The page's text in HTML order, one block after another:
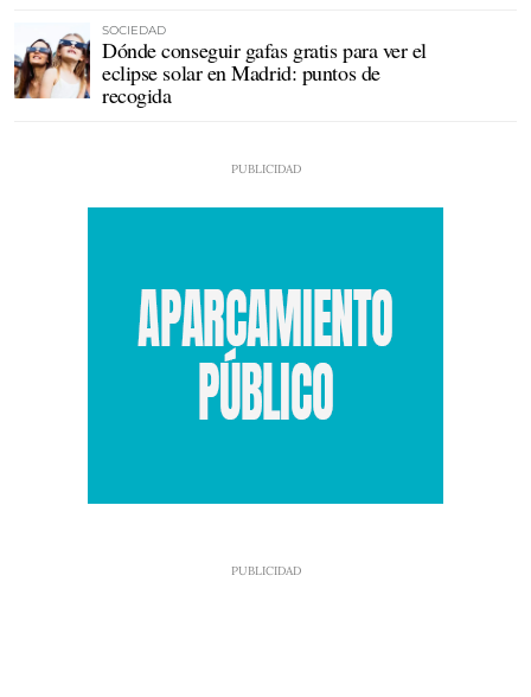
SOCIEDAD
Dónde conseguir gafas gratis para ver el
eclipse solar en Madrid: puntos de
recogida